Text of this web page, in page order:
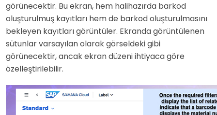
görünecektir. Bu ekran, hem halihazırda barkod
oluşturulmuş kayıtları hem de barkod oluşturulmasını
bekleyen kayıtları görüntüler. Ekranda görüntülenen
sütunlar varsayılan olarak görseldeki gibi
görünecektir, ancak ekran düzeni ihtiyaca göre
özelleştirilebilir.